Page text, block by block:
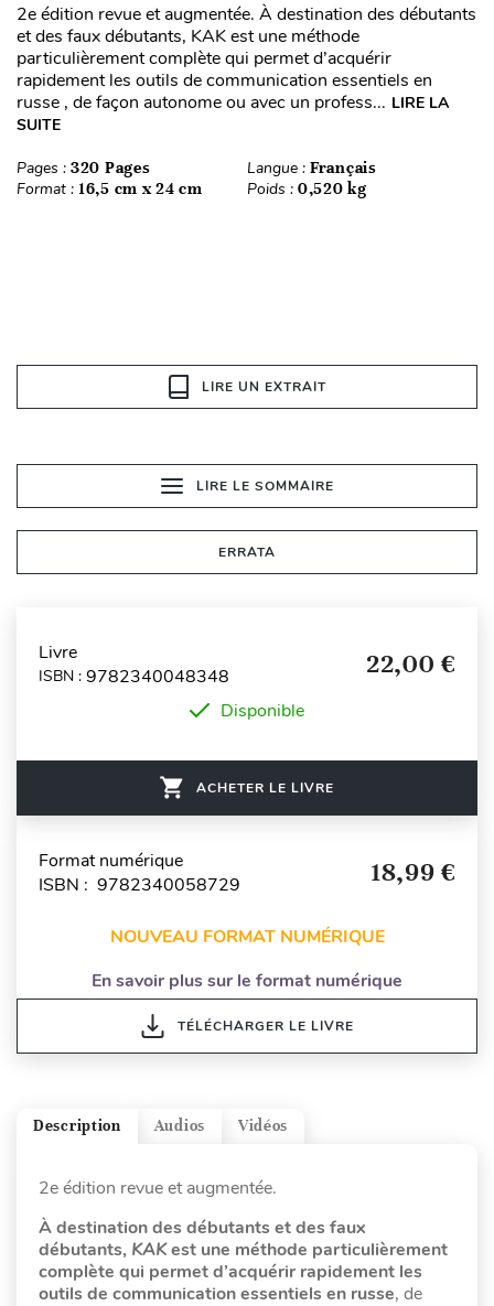
2e édition revue et augmentée. À destination des débutants
et des faux débutants, KAK est une méthode
particulièrement complète qui permet d’acquérir
rapidement les outils de communication essentiels en
russe , de façon autonome ou avec un profess... LIRE LA
SUITE
Pages : 320 Pages Langue : Français
Format : 16,5 cm x 24 cm Poids : 0,520 kg
LIRE UN EXTRAIT
LIRE LE SOMMAIRE
ERRATA
Livre
ISBN : 9782340048348 22,00 €
Disponible
ACHETER LE LIVRE
Format numérique
ISBN : 9782340058729
18,99 €
NOUVEAU FORMAT NUMÉRIQUE
En savoir plus sur le format numérique
TÉLÉCHARGER LE LIVRE
Vidéos
Audios
Description
2e édition revue et augmentée.
À destination des débutants et des faux
débutants, KAKest une méthode particulièrement
complète qui permet d’acquérir rapidement les
outils de communication essentiels en russe, de